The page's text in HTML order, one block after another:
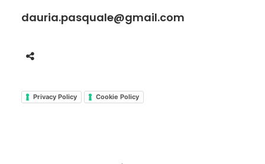
dauria.pasquale@gmail.com
Privacy Policy Cookie Policy